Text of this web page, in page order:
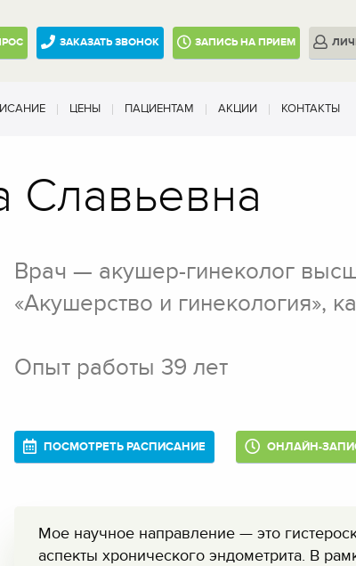
ЗАКАЗАТЬ ЗВОНОК ЗАПИСЬНА ПРИЕМ
ЦЕНЫ ПАЦИЕНТАМ АКЦИИ КОНТАКТЫ
Славьевна
Врач — акушер-гинеколог
«Акушерство и гинекология»,
Опыт работы 39 лет
ПОСМОТРЕТЬ РАСПИСАНИЕ ОНЛАЙН-
Мое научное направление — это
аспекты хронического эндометрита. В